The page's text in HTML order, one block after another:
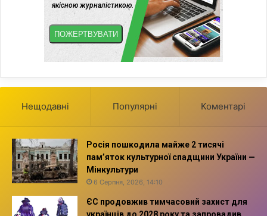
Нещодавні Популярні Коментарі
Росія пошкодила майже 2 тисячі
пам’яток культурної спадщини України —
Мінкультури
6 Серпня, 2026, 14:10
ЄС продовжив тимчасовий захист для
українців до 2028 року та запровадив